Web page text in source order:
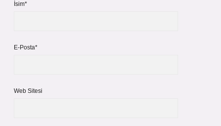
İsim*
E-Posta*
Web Sitesi